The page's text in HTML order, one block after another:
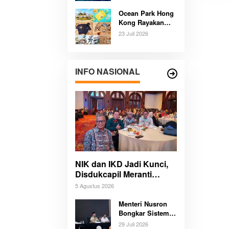
Budaya dan Alam
Tak Terlupakan
Bersama
Ocean Park Hong
Kong Rayakan
Ulang Tahun
Pulang Mobil
Listrik Mewah
23 Juli 2026
INFO NASIONAL
NIK dan IKD Jadi Kunci,
Disdukcapil Meranti
Percepat Revolusi
5 Agustus 2026
Menteri Nusron
Bongkar Sistem
Karier Baru
29 Juli 2026